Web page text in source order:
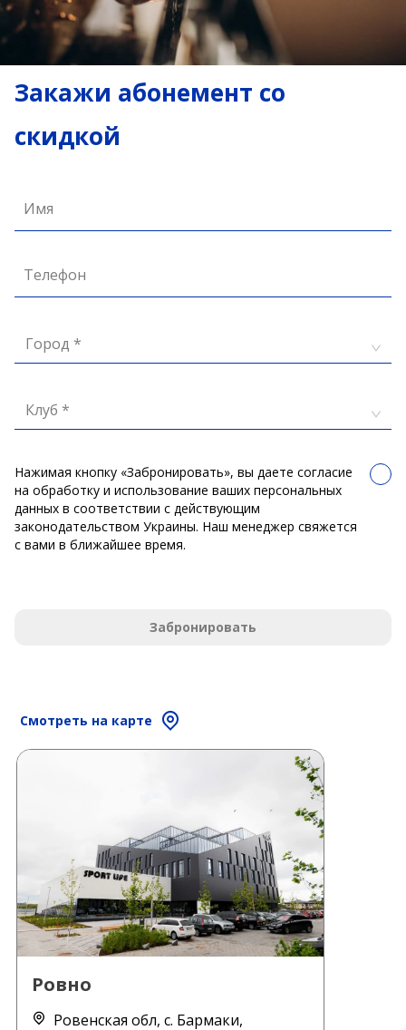
Закажи абонемент со
скидкой
Имя
Телефон
Город *
Клуб *
Нажимая кнопку «Забронировать», вы даете согласие
на обработку и использование ваших персональных
данных в соответствии с действующим
законодательством Украины. Наш менеджер свяжется
с вами в ближайшее время.
Забронировать
Смотреть на карте
Ровно
Ровенская обл, с. Бармаки,